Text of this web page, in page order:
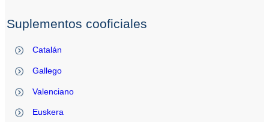
Suplementos cooficiales
Catalán
Gallego
Valenciano
Euskera